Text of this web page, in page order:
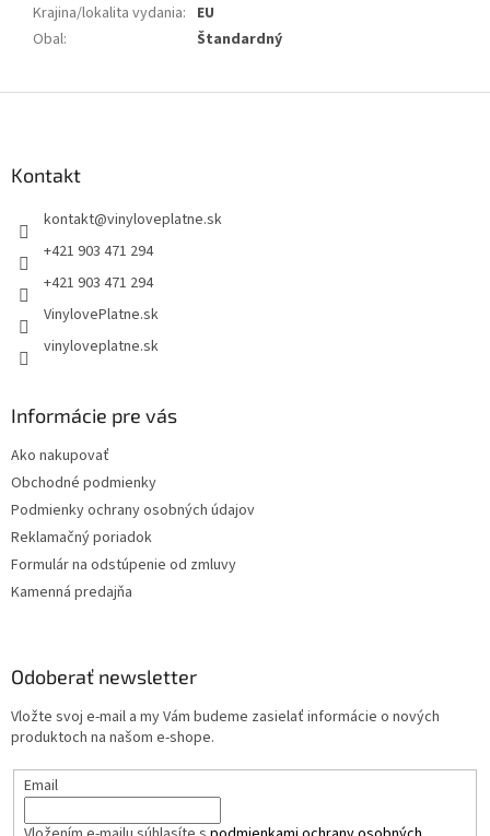
Krajina/lokalita vydania: EU
Obal: Štandardný
Kontakt
kontakt@vinyloveplatne.sk
+421 903 471 294
+421 903 471 294
VinylovePlatne.sk
vinyloveplatne.sk
Informácie pre vás
Ako nakupovať
Obchodné podmienky
Podmienky ochrany osobných údajov
Reklamačný poriadok
Formulár na odstúpenie od zmluvy
Kamenná predajňa
Odoberať newsletter
Vložte svoj e-mail a my Vám budeme zasielať informácie o nových
produktoch na našom e-shope.
Email